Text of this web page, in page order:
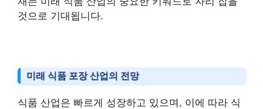
것으로 기대됩니다.
미래 식품 포장 산업의 전망
식품 산업은 빠르게 성장하고 있으며, 이에 따라 식